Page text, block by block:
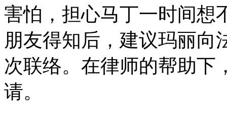
害怕，担心马丁一时间想
朋友得知后，建议玛丽向
次联络。在律师的帮助下
请。